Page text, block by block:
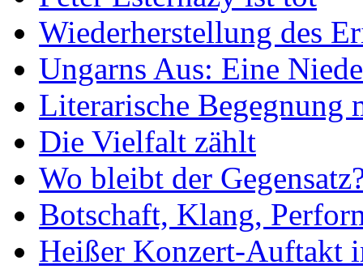
Wiederherstellung des
Ungarns Aus: Eine
Literarische Begegnung
Die Vielfalt zählt
Wo bleibt der
Botschaft, Klang,
Heißer Konzert-Auftakt